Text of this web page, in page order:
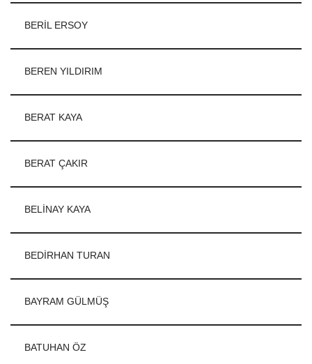
BERİL ERSOY
BEREN YILDIRIM
BERAT KAYA
BERAT ÇAKIR
BELİNAY KAYA
BEDİRHAN TURAN
BAYRAM GÜLMÜŞ
BATUHAN ÖZ